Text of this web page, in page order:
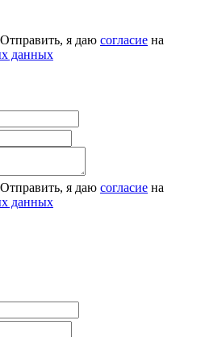
я даю согласие на
данных
я даю согласие на
данных